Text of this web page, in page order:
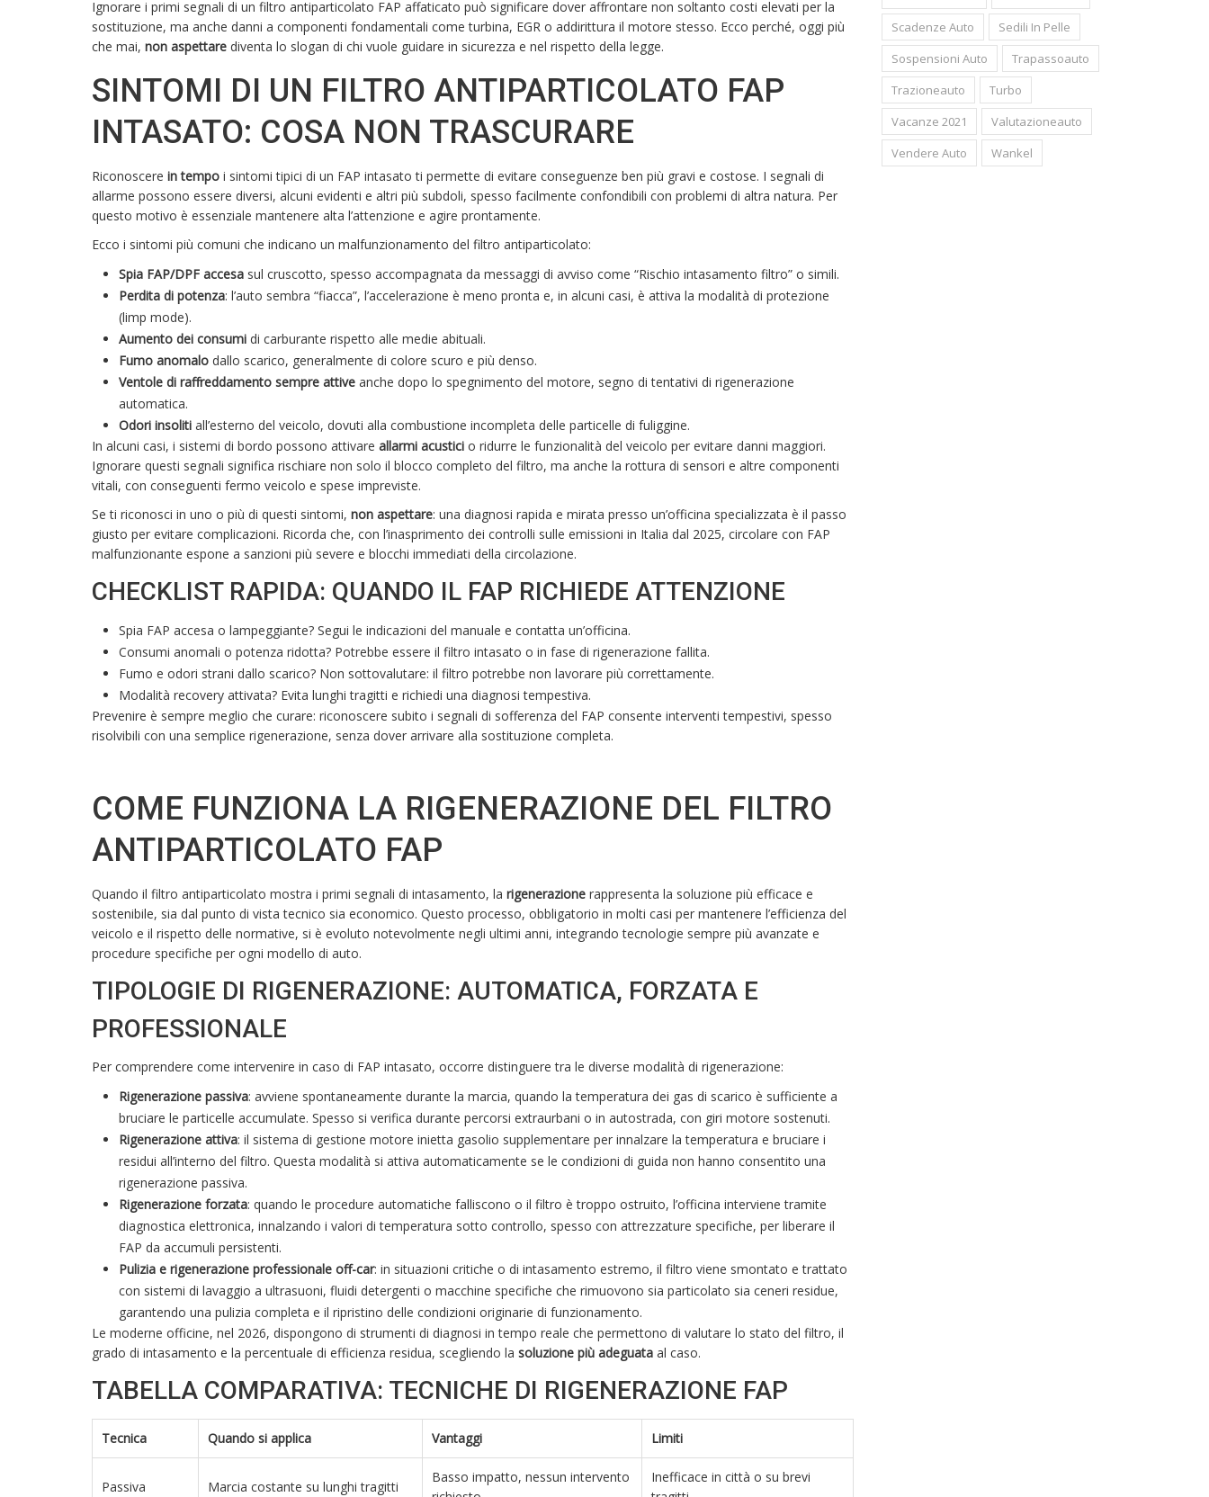
Ignorare i primi segnali di un filtro antiparticolato FAP affaticato può significare dover affrontare non soltanto costi elevati per la
sostituzione, ma anche danni a componenti fondamentali come turbina, EGR o addirittura il motore stesso. Ecco perché, oggi più
che mai, non aspettare diventa lo slogan di chi vuole guidare in sicurezza e nel rispetto della legge.
SINTOMI DI UN FILTRO ANTIPARTICOLATO FAP
INTASATO: COSA NON TRASCURARE
Riconoscere in tempo i sintomi tipici di un FAP intasato ti permette di evitare conseguenze ben più gravi e costose. I segnali di
allarme possono essere diversi, alcuni evidenti e altri più subdoli, spesso facilmente confondibili con problemi di altra natura. Per
questo motivo è essenziale mantenere alta l’attenzione e agire prontamente.
Ecco i sintomi più comuni che indicano un malfunzionamento del filtro antiparticolato:
Spia FAP/DPF accesa sul cruscotto, spesso accompagnata da messaggi di avviso come “Rischio intasamento filtro” o simili.
Perdita di potenza: l’auto sembra “fiacca”, l’accelerazione è meno pronta e, in alcuni casi, è attiva la modalità di protezione
(limp mode).
Aumento dei consumi di carburante rispetto alle medie abituali.
Fumo anomalo dallo scarico, generalmente di colore scuro e più denso.
Ventole di raffreddamento sempre attive anche dopo lo spegnimento del motore, segno di tentativi di rigenerazione
automatica.
Odori insoliti all’esterno del veicolo, dovuti alla combustione incompleta delle particelle di fuliggine.
In alcuni casi, i sistemi di bordo possono attivare allarmi acustici o ridurre le funzionalità del veicolo per evitare danni maggiori.
Ignorare questi segnali significa rischiare non solo il blocco completo del filtro, ma anche la rottura di sensori e altre componenti
vitali, con conseguenti fermo veicolo e spese impreviste.
Se ti riconosci in uno o più di questi sintomi, non aspettare: una diagnosi rapida e mirata presso un’officina specializzata è il passo
giusto per evitare complicazioni. Ricorda che, con l’inasprimento dei controlli sulle emissioni in Italia dal 2025, circolare con FAP
malfunzionante espone a sanzioni più severe e blocchi immediati della circolazione.
CHECKLIST RAPIDA: QUANDO IL FAP RICHIEDE ATTENZIONE
Spia FAP accesa o lampeggiante? Segui le indicazioni del manuale e contatta un’officina.
Consumi anomali o potenza ridotta? Potrebbe essere il filtro intasato o in fase di rigenerazione fallita.
Fumo e odori strani dallo scarico? Non sottovalutare: il filtro potrebbe non lavorare più correttamente.
Modalità recovery attivata? Evita lunghi tragitti e richiedi una diagnosi tempestiva.
Prevenire è sempre meglio che curare: riconoscere subito i segnali di sofferenza del FAP consente interventi tempestivi, spesso
risolvibili con una semplice rigenerazione, senza dover arrivare alla sostituzione completa.
COME FUNZIONA LA RIGENERAZIONE DEL FILTRO
ANTIPARTICOLATO FAP
Quando il filtro antiparticolato mostra i primi segnali di intasamento, la rigenerazione rappresenta la soluzione più efficace e
sostenibile, sia dal punto di vista tecnico sia economico. Questo processo, obbligatorio in molti casi per mantenere l’efficienza del
veicolo e il rispetto delle normative, si è evoluto notevolmente negli ultimi anni, integrando tecnologie sempre più avanzate e
procedure specifiche per ogni modello di auto.
TIPOLOGIE DI RIGENERAZIONE: AUTOMATICA, FORZATA E
PROFESSIONALE
Per comprendere come intervenire in caso di FAP intasato, occorre distinguere tra le diverse modalità di rigenerazione:
Rigenerazione passiva: avviene spontaneamente durante la marcia, quando la temperatura dei gas di scarico è sufficiente a
bruciare le particelle accumulate. Spesso si verifica durante percorsi extraurbani o in autostrada, con giri motore sostenuti.
Rigenerazione attiva: il sistema di gestione motore inietta gasolio supplementare per innalzare la temperatura e bruciare i
residui all’interno del filtro. Questa modalità si attiva automaticamente se le condizioni di guida non hanno consentito una
rigenerazione passiva.
Rigenerazione forzata: quando le procedure automatiche falliscono o il filtro è troppo ostruito, l’officina interviene tramite
diagnostica elettronica, innalzando i valori di temperatura sotto controllo, spesso con attrezzature specifiche, per liberare il
FAP da accumuli persistenti.
Pulizia e rigenerazione professionale off-car: in situazioni critiche o di intasamento estremo, il filtro viene smontato e trattato
con sistemi di lavaggio a ultrasuoni, fluidi detergenti o macchine specifiche che rimuovono sia particolato sia ceneri residue,
garantendo una pulizia completa e il ripristino delle condizioni originarie di funzionamento.
Le moderne officine, nel 2026, dispongono di strumenti di diagnosi in tempo reale che permettono di valutare lo stato del filtro, il
grado di intasamento e la percentuale di efficienza residua, scegliendo la soluzione più adeguata al caso.
TABELLA COMPARATIVA: TECNICHE DI RIGENERAZIONE FAP
Tecnica Quando si applica Vantaggi Limiti
Passiva Marcia costante su lunghi tragitti
Basso impatto, nessun intervento
Inefficace in città o su brevi
Scadenze Auto
Sedili In Pelle
Sospensioni Auto
Trapassoauto
Trazioneauto
Turbo
Vacanze 2021
Valutazioneauto
Vendere Auto
Wankel